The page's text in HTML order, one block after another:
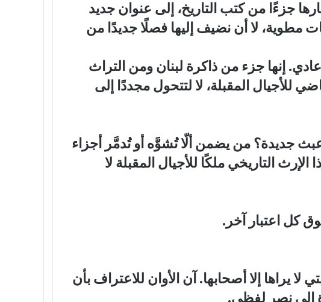
جزءًا من كتب التاريخ، إلى عنوان جديد
مطوية، لا أن نضيف إليها فصلًا جديدًا من
إنها جزء من ذاكرة لبنان ومن التراث
للأجيال المقبلة، لا لتتحول مجددًا إلى
جديدة؟ من يضمن ألّا تُشوَّه أو تُدمَّر أجزاء
التاريخي ملكًا للأجيال المقبلة لا
كل اعتبار آخر.
يراها إلا أصحابها. آن الأوان للاعتراف بأن
إلى نصر لفظي.